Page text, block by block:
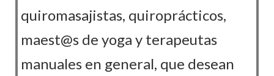
quiromasajistas, quiroprácticos,
maest@s de yoga y terapeutas
manuales en general, que desean